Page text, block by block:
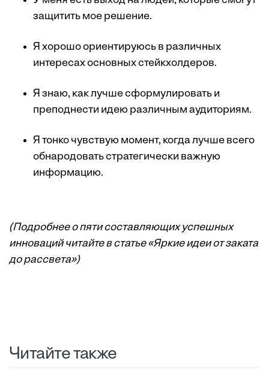
защитить мое решение.
Я хорошо ориентируюсь в различных
интересах основных стейкхолдеров.
Я знаю, как лучше сформулировать и
преподнести идею различным аудиториям.
Я тонко чувствую момент, когда лучше всего
обнародовать стратегически важную
информацию.
(Подробнее о пяти составляющих успешных
инноваций читайте в статье «Яркие идеи от заката
до рассвета»)
Читайте также